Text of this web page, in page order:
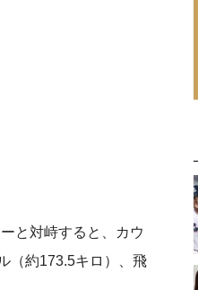
と対峙すると、カウ
（約173.5キロ）、飛